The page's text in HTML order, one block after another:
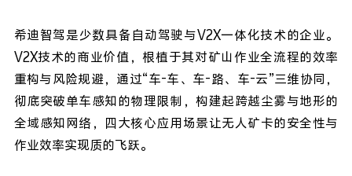
希迪智驾是少数具备自动驾驶与V2X一体化技术的企业。
V2X技术的商业价值，根植于其对矿山作业全流程的效率
重构与风险规避，通过“车-车、车-路、车-云”三维协同，
彻底突破单车感知的物理限制，构建起跨越尘雾与地形的
全域感知网络，四大核心应用场景让无人矿卡的安全性与
作业效率实现质的飞跃。